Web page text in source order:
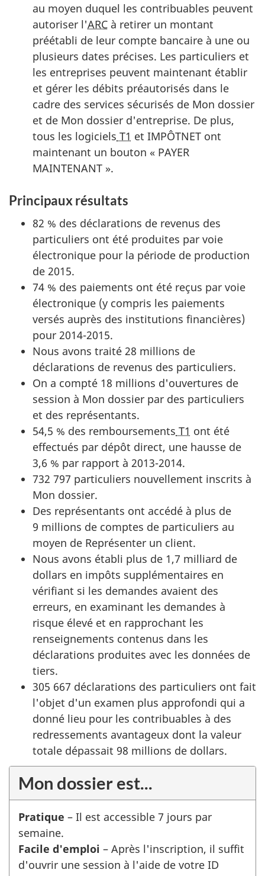
au moyen duquel les contribuables peuvent
autoriser l'ARC à retirer un montant
préétabli de leur compte bancaire à une ou
plusieurs dates précises. Les particuliers et
les entreprises peuvent maintenant établir
et gérer les débits préautorisés dans le
cadre des services sécurisés de Mon dossier
et de Mon dossier d'entreprise. De plus,
tous les logiciels T1 et IMPÔTNET ont
maintenant un bouton « PAYER
MAINTENANT ».
Principaux résultats
82 % des déclarations de revenus des
particuliers ont été produites par voie
électronique pour la période de production
de 2015.
74 % des paiements ont été reçus par voie
électronique (y compris les paiements
versés auprès des institutions financières)
pour 2014-2015.
Nous avons traité 28 millions de
déclarations de revenus des particuliers.
On a compté 18 millions d'ouvertures de
session à Mon dossier par des particuliers
et des représentants.
54,5 % des remboursements T1 ont été
effectués par dépôt direct, une hausse de
3,6 % par rapport à 2013-2014.
732 797 particuliers nouvellement inscrits à
Mon dossier.
Des représentants ont accédé à plus de
9 millions de comptes de particuliers au
moyen de Représenter un client.
Nous avons établi plus de 1,7 milliard de
dollars en impôts supplémentaires en
vérifiant si les demandes avaient des
erreurs, en examinant les demandes à
risque élevé et en rapprochant les
renseignements contenus dans les
déclarations produites avec les données de
tiers.
305 667 déclarations des particuliers ont fait
l'objet d'un examen plus approfondi qui a
donné lieu pour les contribuables à des
redressements avantageux dont la valeur
totale dépassait 98 millions de dollars.
Mon dossier est...
Pratique – Il est accessible 7 jours par
semaine.
Facile d'emploi – Après l'inscription, il suffit
d'ouvrir une session à l'aide de votre ID